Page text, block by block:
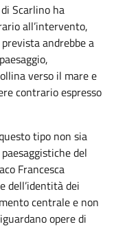
Scarlino ha
all’intervento,
andrebbe a
verso il mare e
contrario espresso
tipo non sia
del
Francesca
dell’identità dei
centrale e non
opere di